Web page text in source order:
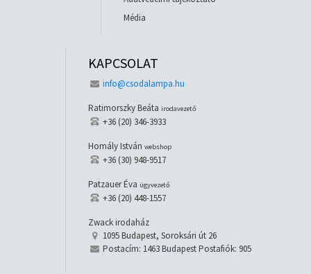
Média
KAPCSOLAT
info@csodalampa.hu
Ratimorszky Beáta irodavezető
+36 (20) 346-3933
Homály István webshop
+36 (30) 948-9517
Patzauer Éva ügyvezető
+36 (20) 448-1557
Zwack irodaház
1095 Budapest, Soroksári út 26
Postacím: 1463 Budapest Postafiók: 905